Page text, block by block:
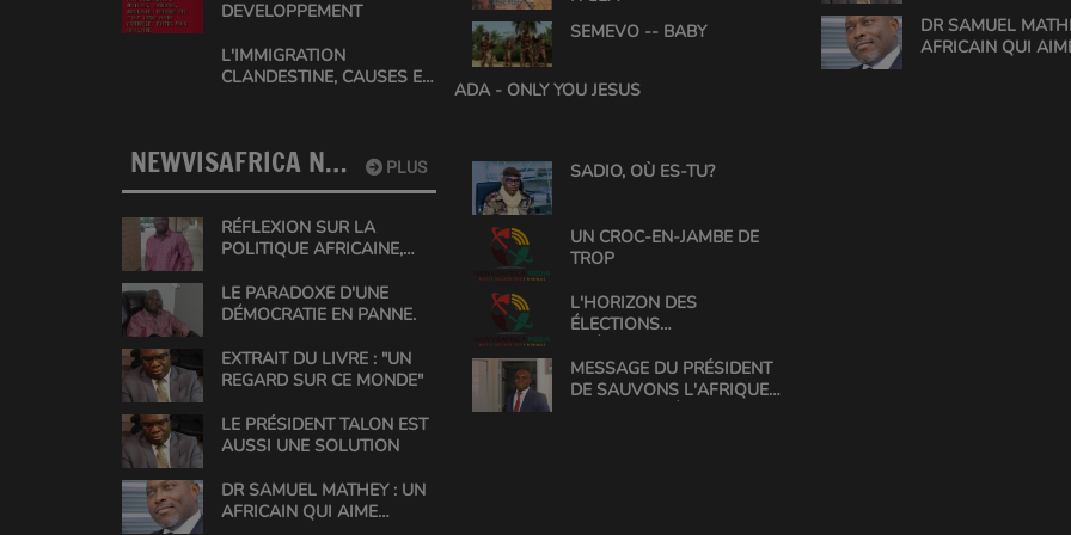
DEVELOPPEMENT
L'IMMIGRATION
CLANDESTINE, CAUSES ET
PLUS
NEWVISAFRICA NEWS
RÉFLEXION SUR LA
POLITIQUE AFRICAINE,
CONRAD
LE PARADOXE D'UNE
DÉMOCRATIE EN PANNE.
EXTRAIT DU LIVRE : "UN
REGARD SUR CE MONDE"
LE PRÉSIDENT TALON EST
AUSSI UNE SOLUTION
DR SAMUEL MATHEY : UN
AFRICAIN QUI AIME
SEMEVO -- BABY
ADA - ONLY YOU JESUS
SADIO, OÙ ES-TU?
UN CROC-EN-JAMBE DE
TROP
L'HORIZON DES
ÉLECTIONS
BÉNIN
MESSAGE DU PRÉSIDENT
DE SAUVONS L'AFRIQUE
DR SAMUEL
AFRICAIN QUI